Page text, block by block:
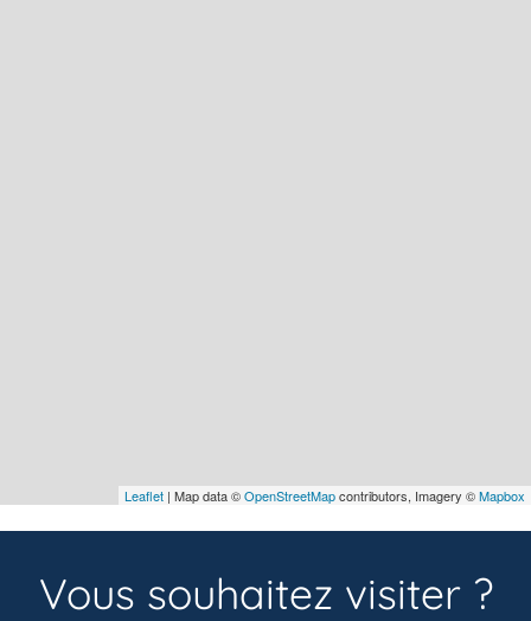
Leaflet | Map data ©OpenStreetMapcontributors, Imagery ©Mapbox
Vous souhaitez visiter ?